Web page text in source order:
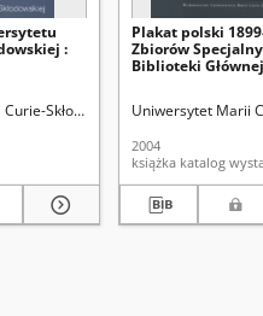
Główna Kowalski, Zdzisław
:
Skłodowskiej (Lublin). Biblioteka
Plakat polski
Zbiorów
Biblioteki
listopad-grudzień
Uniwersytet Marii
2004
książka katalog